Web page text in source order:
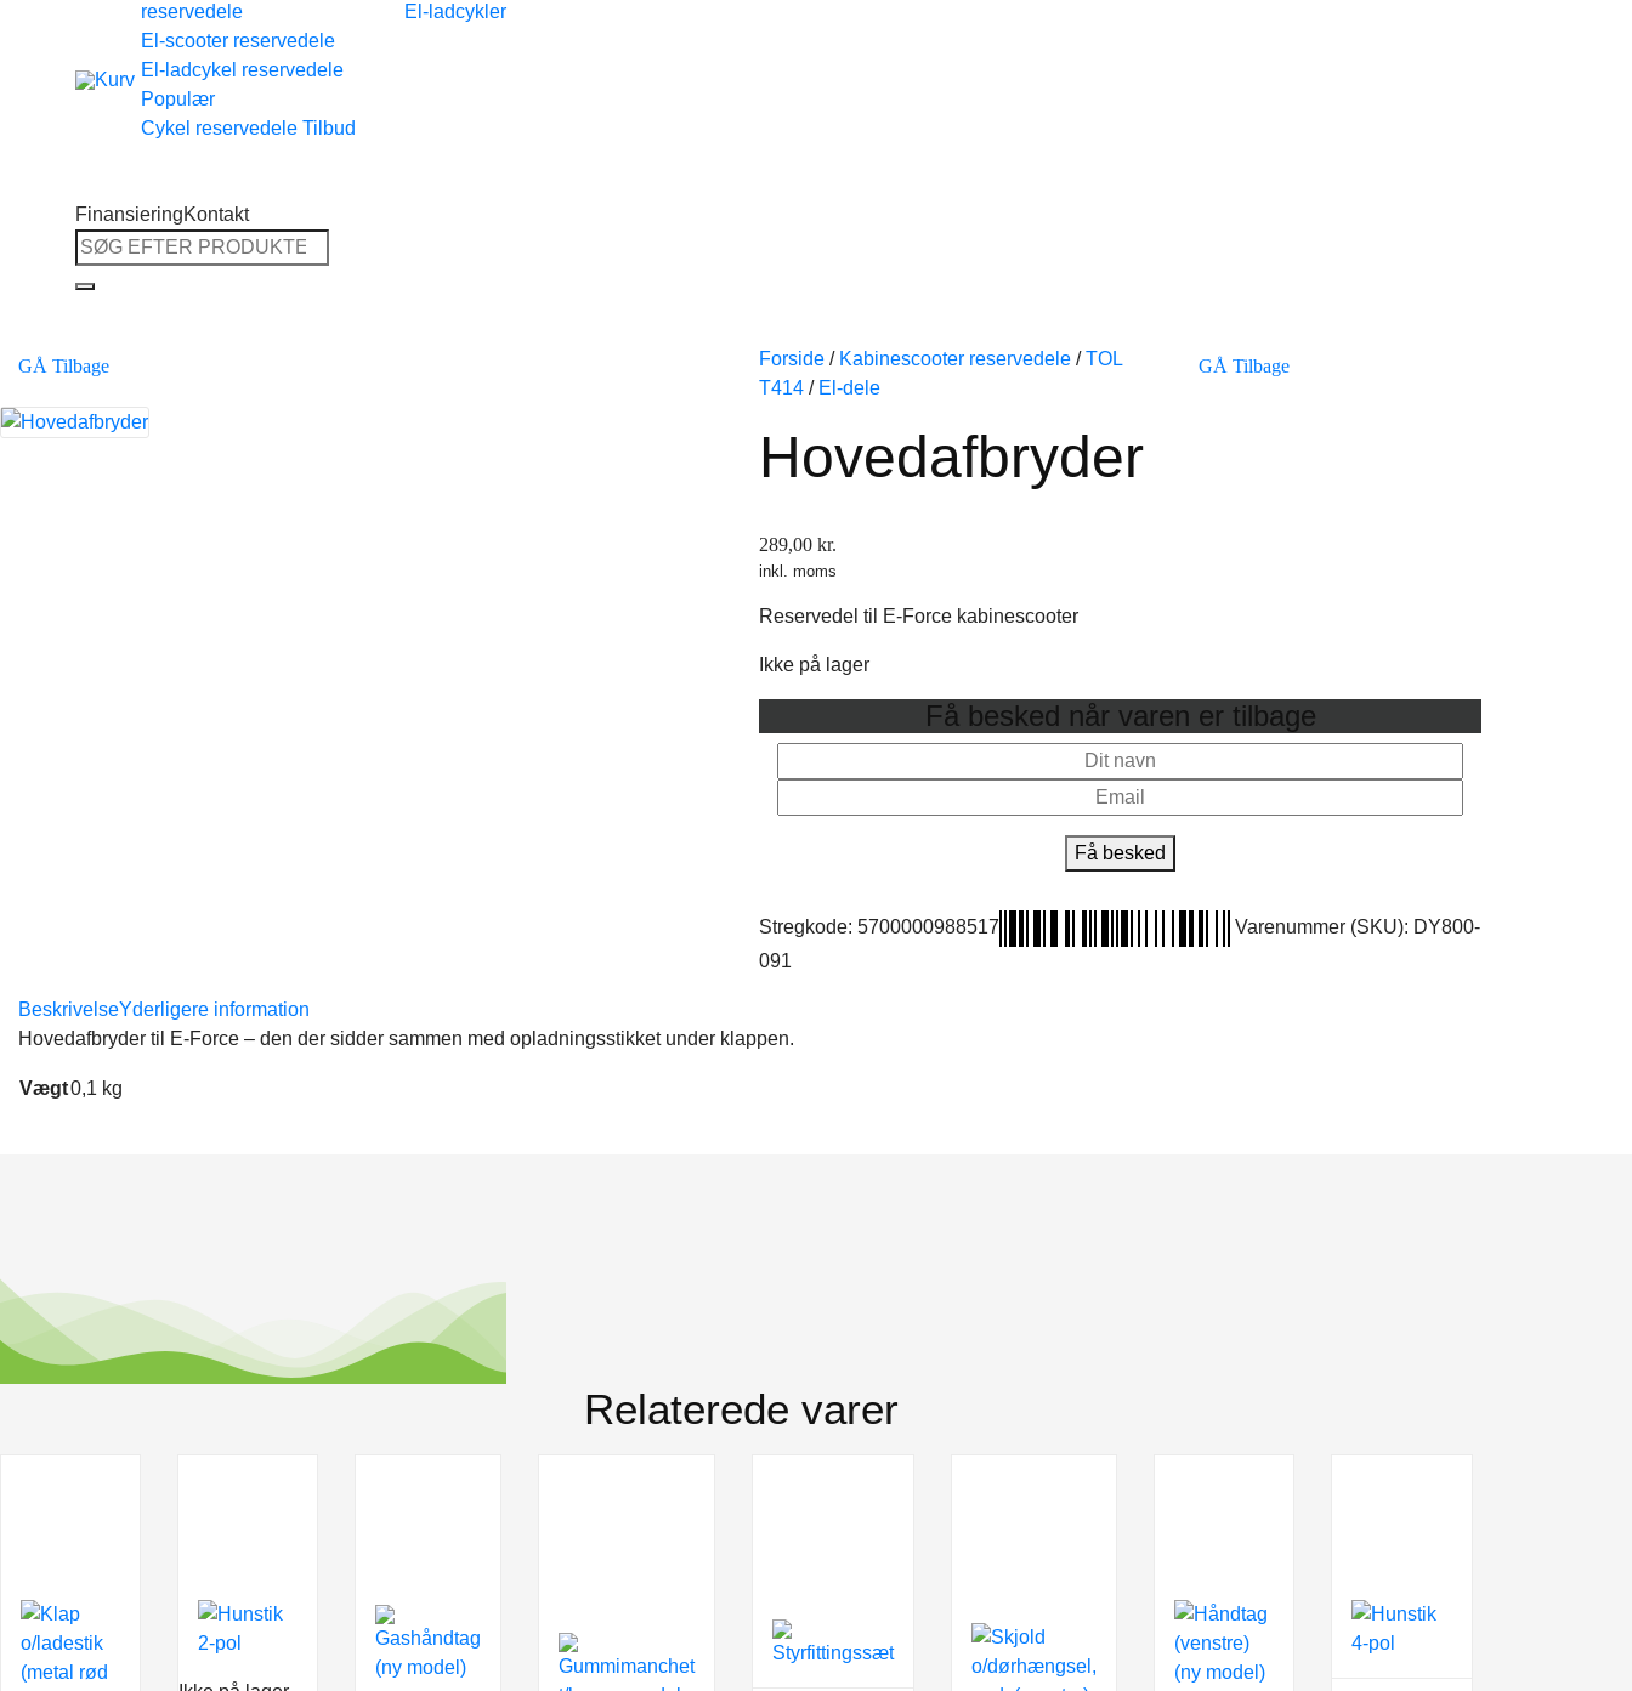
Tilbage til shoppen
reservedele
El-scooter reservedele
El-ladcykel reservedele
Cykel reservedele
El-ladcykler
FinansieringKontakt
Søg
efter:
GÅ Tilbage Forside / Kabinescooter reservedele / TOL
T414 / El-dele
Hovedafbryder
GÅ Tilbage
289,00 kr.
inkl. moms
Reservedel til E-Force kabinescooter
Ikke på lager
Få besked når varen er tilbage
Få besked
Stregkode: 5700000988517 Varenummer (SKU): DY800-
091
BeskrivelseYderligere information
Hovedafbryder til E-Force – den der sidder sammen med opladningsstikket under klappen.
Vægt0,1 kg
Relaterede varer